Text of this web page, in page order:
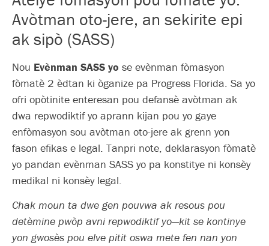
Avòtman oto-jere, an sekirite epi
ak sipò (SASS)
Nou Evènman SASS yo se evènman fòmasyon
fòmatè 2 èdtan ki òganize pa Progress Florida. Sa yo
ofri opòtinite enteresan pou defansè avòtman ak
dwa repwodiktif yo aprann kijan pou yo gaye
enfòmasyon sou avòtman oto-jere ak grenn yon
fason efikas e legal. Tanpri note, deklarasyon fòmatè
yo pandan evènman SASS yo pa konstitye ni konsèy
medikal ni konsèy legal.
Chak moun ta dwe gen pouvwa ak resous pou
detèmine pwòp avni repwodiktif yo—kit se kontinye
yon gwosès pou elve pitit oswa mete fen nan yon